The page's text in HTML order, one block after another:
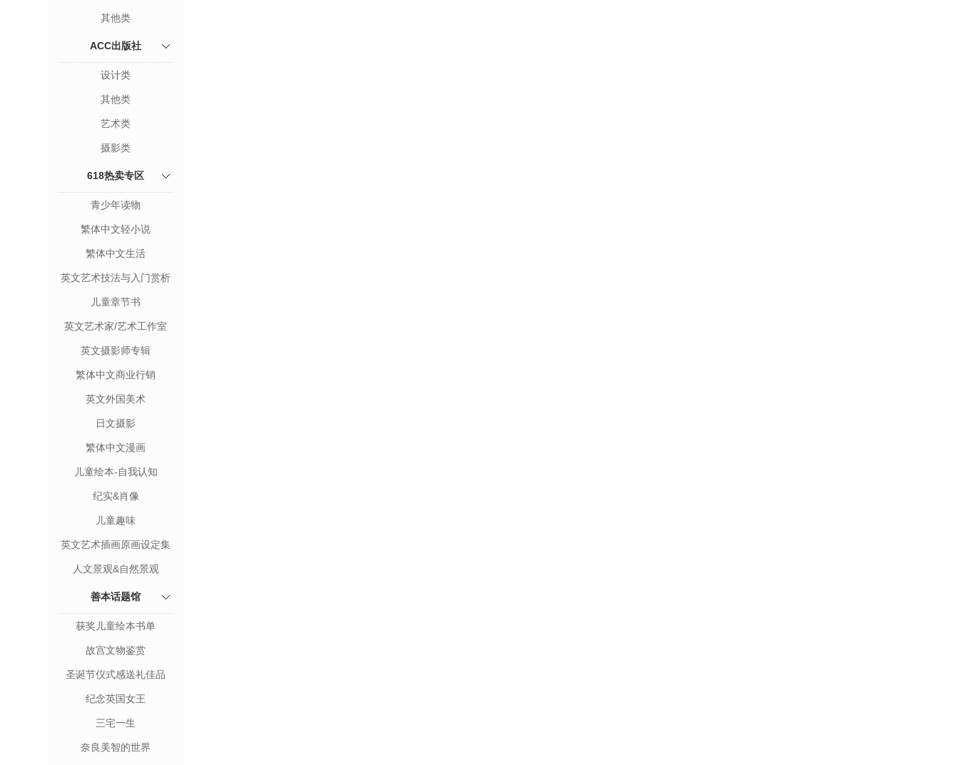
其他类
ACC出版社
设计类
其他类
艺术类
摄影类
618热卖专区
青少年读物
繁体中文轻小说
繁体中文生活
英文艺术技法与入门赏析
儿童章节书
英文艺术家/艺术工作室
英文摄影师专辑
繁体中文商业行销
英文外国美术
日文摄影
繁体中文漫画
儿童绘本-自我认知
纪实&肖像
儿童趣味
英文艺术插画原画设定集
人文景观&自然景观
善本话题馆
获奖儿童绘本书单
故宫文物鉴赏
圣诞节仪式感送礼佳品
纪念英国女王
三宅一生
奈良美智的世界